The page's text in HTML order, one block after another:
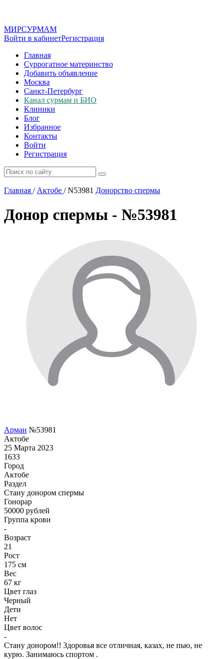
МИРСУРМАМ
Войти в кабинетРегистрация
Главная
Суррогатное материнство
Добавить объявление
Москва
Санкт-Петербург
Канал сурмам и БИО
Клиники
Блог
Избранное
Контакты
Войти
Регистрация
Главная / Актобе /N53981 Донорство спермы
Донор спермы - №53981
Арман №53981
Актобе
25 Марта 2023
1633
Город
Актобе
Раздел
Стану донором спермы
Гонoрар
50000 рублей
Группа крови
-
Возраст
21
Рост
175 см
Вес
67 кг
Цвет глаз
Черный
Дети
Нет
Цвет волос
-
Стану донором!! Здоровья все отличная, казах, не пью, не
курю. Занимаюсь спортом .